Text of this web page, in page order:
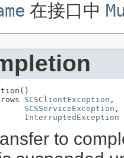
在接口中
SCSClientException ,
SCSServiceException ,
InterruptedException
to